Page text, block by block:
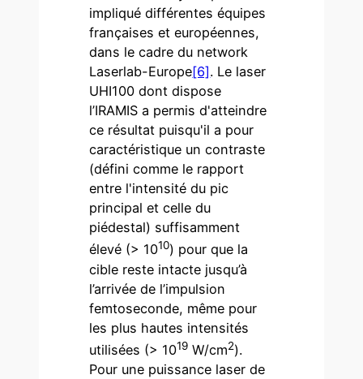
impliqué différentes équipes
françaises et européennes,
dans le cadre du network
Laserlab-Europe[6]. Le laser
UHI100 dont dispose
l’IRAMIS a permis d'atteindre
ce résultat puisqu'il a pour
caractéristique un contraste
(défini comme le rapport
entre l'intensité du pic
principal et celle du
piédestal) suffisamment
élevé (> 1010) pour que la
cible reste intacte jusqu’à
l’arrivée de l’impulsion
femtoseconde, même pour
les plus hautes intensités
utilisées (> 1019 W/cm2).
Pour une puissance laser de